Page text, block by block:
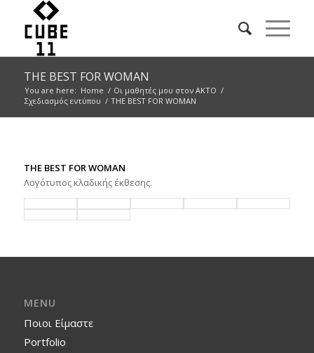
THE BEST FOR WOMAN
You are here: Home / Οι μαθητές μου στον ΑΚΤΟ /
Σχεδιασμός εντύπου / THE BEST FOR WOMAN
THE BEST FOR WOMAN
Λογότυπος κλαδικής έκθεσης.
MENU
Ποιοι Είμαστε
Portfolio